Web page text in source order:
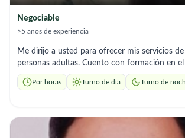
Negociable
>5 años de experiencia
Me dirijo a usted para ofrecer mis servicios
personas adultas. Cuento con formación en
sociosanitario, incluyendo seguridad y salud
primeros auxilios, administración de
vocación de servicio, cualidades
el bienestar y la calidad de vida de las
Por horas Turno de día Turno de